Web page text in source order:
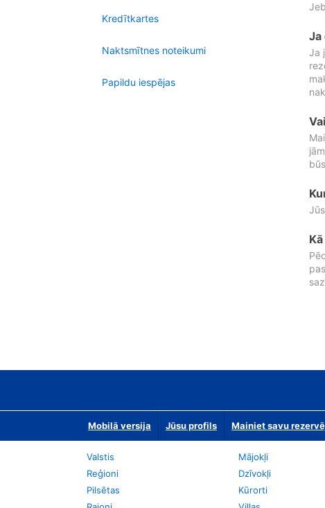
Kredītkartes
Naktsmītnes noteikumi
Papildu iespējas
Ja
Ja
Mobilā versija Jūsu profils Mainiet savu
Valstis
Reģioni
Pilsētas
Mājokļi
Dzīvokļi
Kūrorti